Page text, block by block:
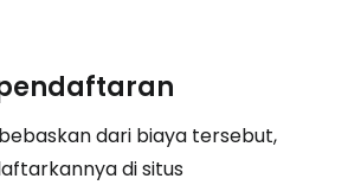
dari biaya tersebut,
di situs